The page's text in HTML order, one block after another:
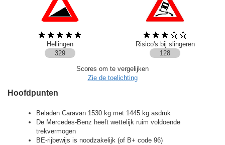
Hellingen
Risico's bij slingeren
329
128
Scores om te vergelijken
Zie de toelichting
Hoofdpunten
Beladen Caravan 1530 kg met 1445 kg asdruk
De Mercedes-Benz heeft wettelijk ruim voldoende
trekvermogen
BE-rijbewijs is noodzakelijk (of B+ code 96)